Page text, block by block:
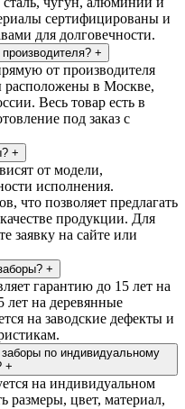
сертифицированы и
для долговечности.
+
от производителя
в Москве,
Весь товар есть в
под заказ с
+
от модели,
исполнения.
что позволяет предлагать
продукции. Для
заявку на сайте или
+
гарантию до 15 лет на
лет на деревянные
на заводские дефекты и
по индивидуальному
+
на индивидуальном
цвет, материал,